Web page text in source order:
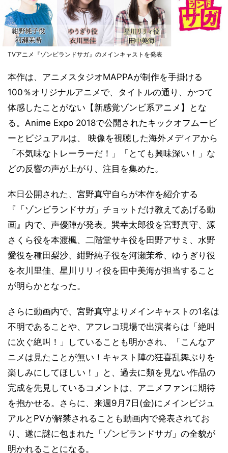
TVアニメ『ゾンビランドサガ』のメインキャストを発表
本作は、アニメスタジオMAPPAが制作を手掛ける
100％オリジナルアニメで、タイトルの通り、かつて
体感したことがない【新感覚ゾンビ系アニメ】とな
る。Anime Expo 2018で公開されたキックオフムービ
ーとビジュアルは、 映像を視聴した海外メディアから
「不気味なトレーラーだ！」「とても興味深い！」な
どの反響の声が上がり、注目を集めた。
本日公開された、宮野真守自らが本作を紹介する
『「ゾンビランドサガ」チョットだけ教えてあげる動
画』内で、声優陣が発表。巽幸太郎役を宮野真守、源
さくら役を本渡楓、二階堂サキ役を田野アサミ、水野
愛役を種田梨沙、紺野純子役を河瀬茉希、ゆうぎり役
を衣川里佳、星川リリィ役を田中美海が担当すること
が明らかとなった。
さらに動画内で、宮野真守よりメインキャストの1名は
不明であることや、アフレコ現場で出演者らは「絶叫
に次ぐ絶叫！」していることも明かされ、「こんなア
ニメは見たことが無い！キャスト陣の狂喜乱舞ぶりを
楽しみにしてほしい！」と、過去に類を見ない作品の
完成を先見しているコメントは、アニメファンに期待
を抱かせる。さらに、来週9月7日(金)にメインビジュ
アルとPVが解禁されることも動画内で発表されてお
り、遂に謎に包まれた「ゾンビランドサガ」の全貌が
明かれることになる。